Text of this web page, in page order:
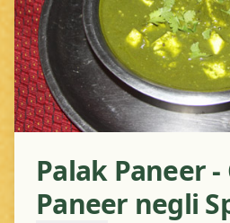
Palak Paneer
Paneer negli